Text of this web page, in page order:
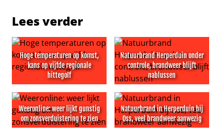
Lees verder
Hoge temperaturen op komst,
kans op vijfde regionale
hittegolf
Hoge temperaturen op komst, kans op vijfde regionale
Natuurbrand Herperduin onder
controle, brandweer blijft
nablussen
Natuurbrand Herperduin
Weeronline: weer lijkt gunstig
om zonsverduistering te zien
Natuurbrand in Herperduin bij
Oss, veel brandweer aanwezig